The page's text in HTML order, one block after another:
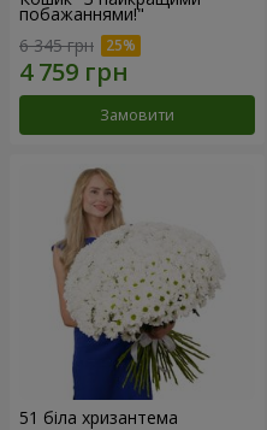
побажаннями!"
6 345 грн
Замовити
51 біла хризантема